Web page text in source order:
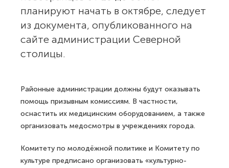
планируют начать в октябре, следует
из документа, опубликованного на
сайте администрации Северной
столицы.
Районные администрации должны будут оказывать
помощь призывным комиссиям. В частности,
оснастить их медицинским оборудованием, а также
организовать медосмотры в учреждениях города.
Комитету по молодёжной политике и Комитету по
культуре предписано организовать «культурно-